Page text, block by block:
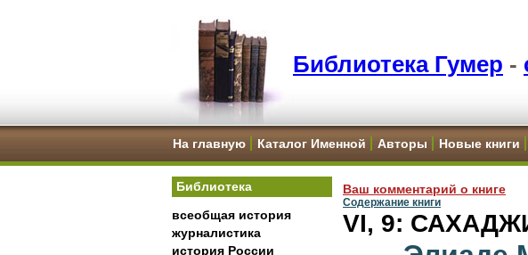
Библиотека Гумер -
На главную Каталог Именной Авторы Новые книги
Библиотека
всеобщая история
журналистика
история России
Ваш комментарий о книге
Содержание книги
VI, 9: